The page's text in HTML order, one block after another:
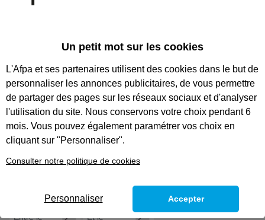
ACTUALITÉS
Recherchez une actualité
Tout supprimer
Un petit mot sur les cookies
L'Afpa et ses partenaires utilisent des cookies dans le but de
personnaliser les annonces publicitaires, de vous permettre
de partager des pages sur les réseaux sociaux et d'analyser
l'utilisation du site. Nous conservons votre choix pendant 6
mois. Vous pouvez également paramétrer vos choix en
cliquant sur "Personnaliser".
Consulter notre politique de cookies
Personnaliser Accepter